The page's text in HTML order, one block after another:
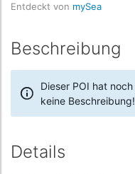
Entdeckt von mySea
Beschreibung
Dieser POI hat noch
keine Beschreibung!
Details